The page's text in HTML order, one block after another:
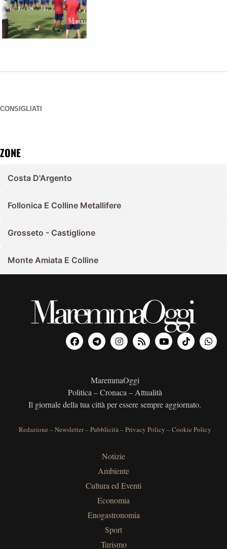
CONSIGLIATI
ZONE
Costa D'Argento
Follonica E Colline Metallifere
Grosseto - Castiglione
Monte Amiata E Colline
MaremmaOggi
Politica – Cronaca – Attualità
Il giornale della tua città per essere sempre aggiornato.
Redazione –Newsletter–Pubblicità–Privacy Policy –Cookie Policy
Notizie
Ambiente
Cultura ed Eventi
Economia
Enogastronomia
Sport
Turismo